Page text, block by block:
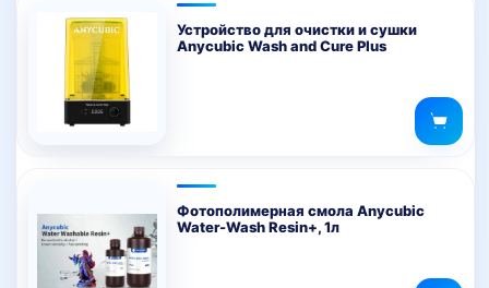
Устройство для очистки и сушки
Anycubic Wash and Cure Plus
Фотополимерная смола Anycubic
Water-Wash Resin+, 1л